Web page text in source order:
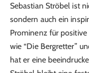
Sebastian Ströbel ist
sondern auch ein
Prominenz für
wie “Die Bergretter”
hat er eine